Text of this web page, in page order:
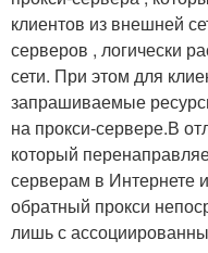
клиентов из внешней
серверов , логически
сети. При этом для
запрашиваемые
на прокси-сервере.В
который
серверам в Интернете
обратный прокси
лишь с